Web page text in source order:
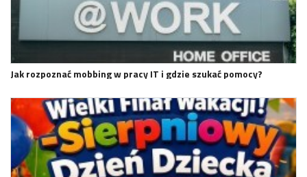
Jak rozpoznać mobbing w pracy IT i gdzie szukać pomocy?